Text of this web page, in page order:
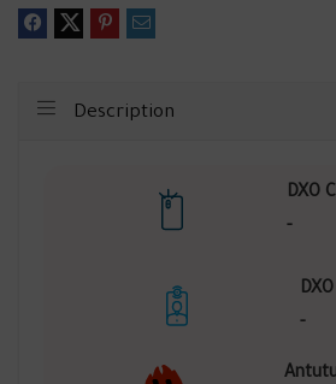
Description
DXO
-
-